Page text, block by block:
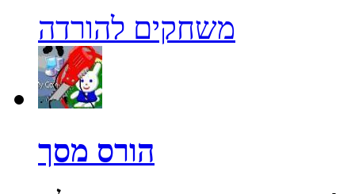
משחקים להורדה
הורס מסך